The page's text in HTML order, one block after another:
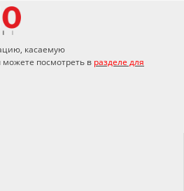
касаемую
можете посмотреть в разделе для